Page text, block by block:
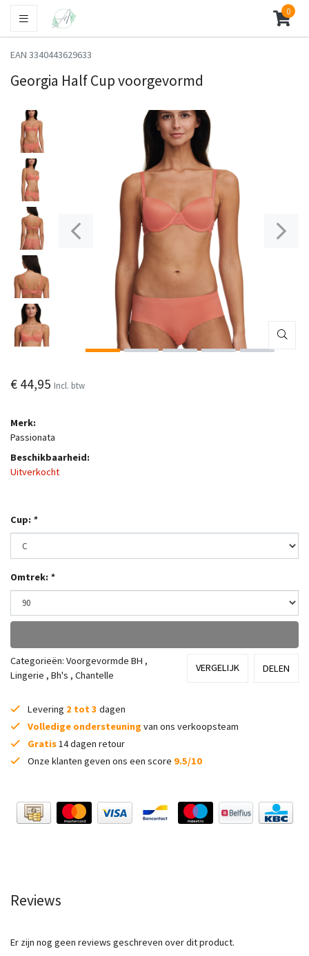
0
EAN 3340443629633
Georgia Half Cup voorgevormd
€ 44,95 Incl. btw
Merk:
Passionata
Beschikbaarheid:
Uitverkocht
Cup: *
Omtrek: *
Categorieën: Voorgevormde BH ,
Lingerie , Bh's , Chantelle
VERGELIJK DELEN
Levering 2 tot 3 dagen
Volledige ondersteuning van ons verkoopsteam
Gratis14 dagen retour
Onze klanten geven ons een score 9.5/10
Reviews
Er zijn nog geen reviews geschreven over dit product.